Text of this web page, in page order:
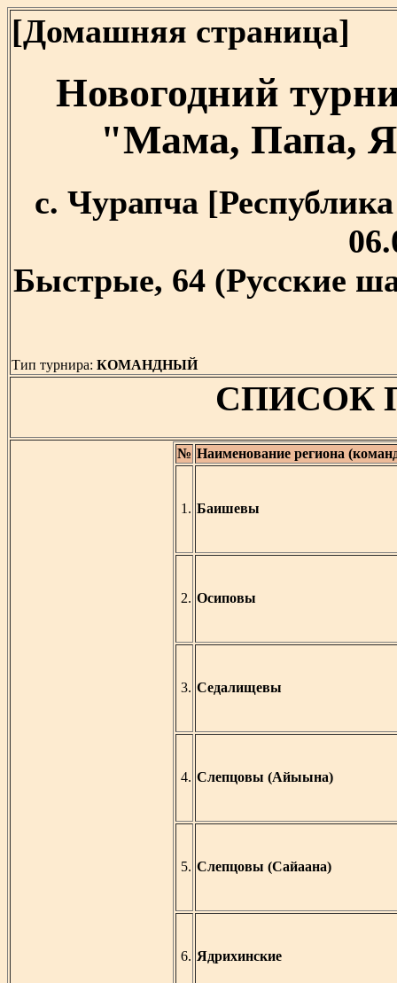
[Домашняя страница]
Новогодний
"Мама, Папа,
с. Чурапча
Быстрые, 64 (Русские
Тип турнира: КОМАНДНЫЙ
СПИСОК
№ Наименование региона
1. Баишевы
2. Осиповы
3. Седалищевы
4. Слепцовы (Айыына)
5. Слепцовы (Сайаана)
6. Ядрихинские